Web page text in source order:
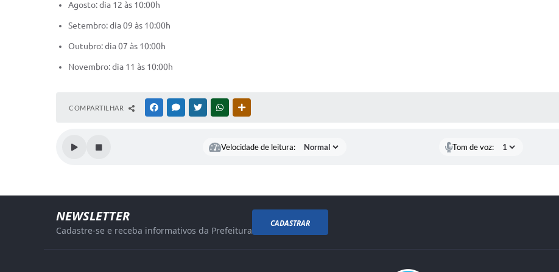
Agosto: dia 12 às 10:00h
Setembro: dia 09 às 10:00h
Outubro: dia 07 às 10:00h
Novembro: dia 11 às 10:00h
COMPARTILHAR FACEBOOKMESSENGER
TWITTERWHATSAPP
Velocidade de leitura: Tom de voz:
NEWSLETTER
Cadastre-se e receba informativos da Prefeitura
CADASTRAR